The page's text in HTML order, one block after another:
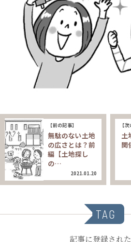
【前の記事】
無駄のない土地
の広さとは？前
編【土地探し
の…
2021.01.20
【
土
関
TAG
記事に登録され